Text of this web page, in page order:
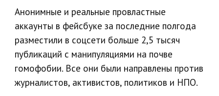
Анонимные и реальные провластные
аккаунты в фейсбуке за последние полгода
разместили в соцсети больше 2,5 тысяч
публикаций с манипуляциями на почве
гомофобии. Все они были направлены против
журналистов, активистов, политиков и НПО.